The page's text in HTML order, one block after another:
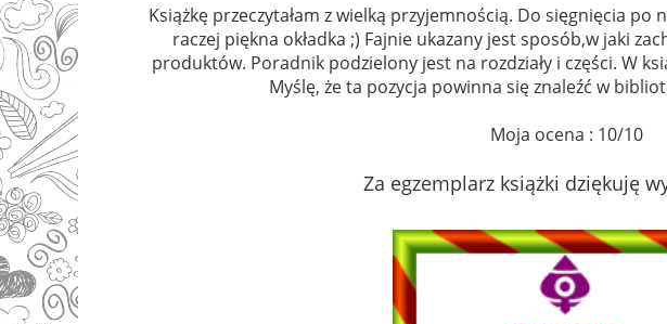
Książkę przeczytałam z wielką przyjemnością. Do sięgnięcia po
raczej piękna okładka ;) Fajnie ukazany jest sposób,w jaki
produktów. Poradnik podzielony jest na rozdziały i części. W
Myślę, że ta pozycja powinna się znaleźć w
Moja ocena : 10/10
Za egzemplarz książki dziękuję